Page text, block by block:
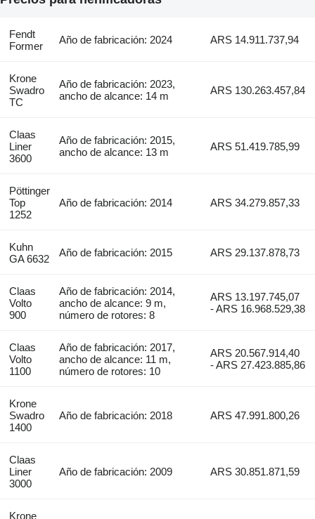
Fendt
Former
Año de fabricación: 2024 ARS 14.911.737,94
Krone
Swadro
TC
Año de fabricación: 2023,
ancho de alcance: 14 m
ARS 130.263.457,84
Claas
Liner
3600
Año de fabricación: 2015,
ancho de alcance: 13 m
ARS 51.419.785,99
Pöttinger
Top
1252
Año de fabricación: 2014 ARS 34.279.857,33
Kuhn
GA 6632
Año de fabricación: 2015 ARS 29.137.878,73
Claas
Volto
900
Año de fabricación: 2014,
ancho de alcance: 9 m,
número de rotores: 8
ARS 13.197.745,07
- ARS 16.968.529,38
Claas
Volto
1100
Año de fabricación: 2017,
ancho de alcance: 11 m,
número de rotores: 10
ARS 20.567.914,40
- ARS 27.423.885,86
Krone
Swadro
1400
Año de fabricación: 2018 ARS 47.991.800,26
Claas
Liner
3000
Año de fabricación: 2009 ARS 30.851.871,59
Krone